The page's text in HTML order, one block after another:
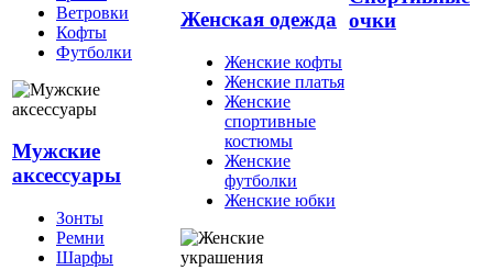
Ветровки
Кофты
Футболки
Мужские
аксессуары
Зонты
Ремни
Шарфы
Женская одежда
Женские кофты
Женские платья
Женские
спортивные
костюмы
Женские
футболки
Женские юбки
очки